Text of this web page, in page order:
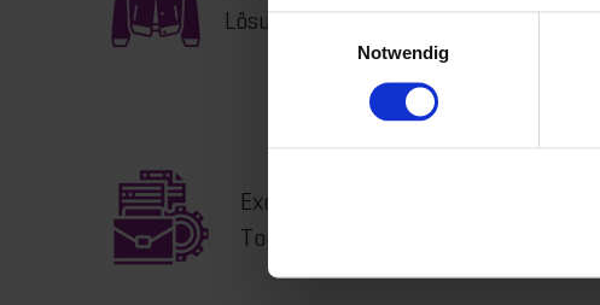
Einwilligungsauswahl
Notwendig
Lösungen stützen
Excel und E-Mail Kommunikation m
Tool ersetzt werden